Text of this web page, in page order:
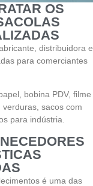
OS
distribuidora e
para comerciantes
bobina PDV, filme
sacos com
para indústria.
é uma das